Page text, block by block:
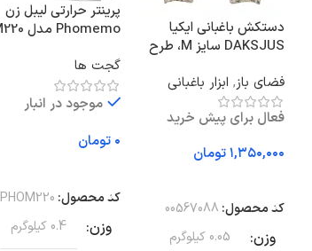
دستکش باغبانی ایکیا
DAKSJUS سایز M، طرح
فضای باز, ابزار باغبانی
فعال برای پیش خرید
تومان
کد محصول: 00567088
وزن 0.05 کیلوگرم
پرینتر حرارتی لیبل‌ زن
Phomemo مدل M220
گجت ها
موجود در انبار
تومان
کد محصول: PHOM220
وزن 0.4 کیلوگرم